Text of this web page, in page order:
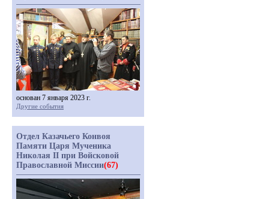
основан 7 января 2023 г.
Другие события
Отдел Казачьего Конвоя
Памяти Царя Мученика
Николая II при Войсковой
Православной Миссии(67)